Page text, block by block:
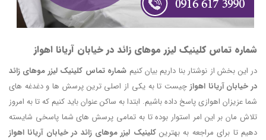
شماره تماس کلینیک لیزر موهای زائد در خیابان آریانا اهواز
در این بخش از نوشتار بنا داریم بیان کنیم شماره تماس کلینیک لیزر موهای زائد
در خیابان آریانا اهوازچیست تا به یکی از اصلی ترین پرسش ها و دغدغه های
شما عزیزان اهوازی پاسخ داده باشیم. ابتدا به ساکن عنوان باید کنیم که تا به امروز
تلاش مان بر این امر استوار بوده تا به تمامی پرسش های شما پاسخی شایسته
دهیم تا برای مراجعه به بهترینکلینیک لیزر موهای زائد در خیابان آریانا اهواز